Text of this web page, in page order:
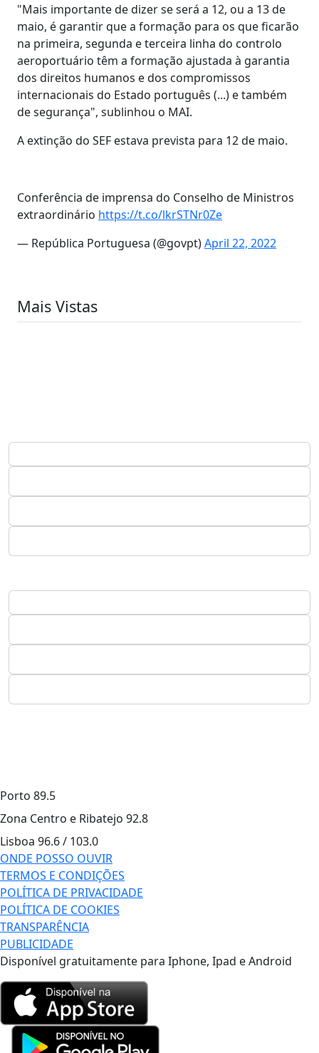
"Mais importante de dizer se será a 12, ou a 13 de
maio, é garantir que a formação para os que ficarão
na primeira, segunda e terceira linha do controlo
aeroportuário têm a formação ajustada à garantia
dos direitos humanos e dos compromissos
internacionais do Estado português (...) e também
de segurança", sublinhou o MAI.
A extinção do SEF estava prevista para 12 de maio.
Conferência de imprensa do Conselho de Ministros
extraordinário https://t.co/lkrSTNr0Ze
— República Portuguesa (@govpt)April 22, 2022
Mais Vistas
Porto 89.5
Zona Centro e Ribatejo 92.8
Lisboa 96.6 / 103.0
ONDE POSSO OUVIR
TERMOS E CONDIÇÕES
POLÍTICA DE PRIVACIDADE
POLÍTICA DE COOKIES
TRANSPARÊNCIA
PUBLICIDADE
Disponível gratuitamente para Iphone, Ipad e Android